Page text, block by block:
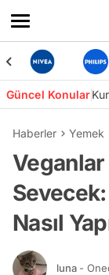
Güncel Konular
Haberler Yemek
Nasıl
luna -